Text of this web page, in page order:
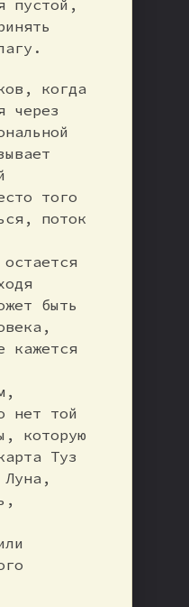
пустой,
когда
через
того
поток
быть
кажется
нет той
которую
Туз